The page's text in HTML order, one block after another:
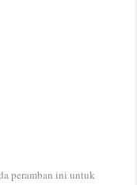
peramban ini untuk